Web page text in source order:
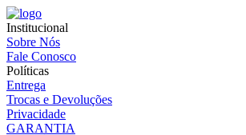
Institucional
Sobre Nós
Fale Conosco
Políticas
Entrega
Trocas e Devoluções
Privacidade
GARANTIA